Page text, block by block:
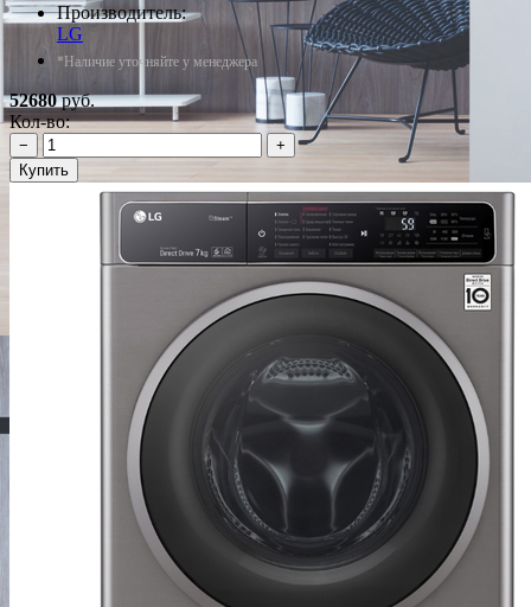
Производитель:
LG
*Наличие уточняйте у менеджера
52680руб.
Кол-во:
−
+
Купить